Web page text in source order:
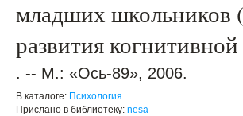
младших школьников
развития
. -- М.: «Ось-89», 2006.
В каталоге: Психология
Прислано в библиотеку: nesa